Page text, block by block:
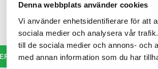
Denna webbplats använder cookies
Vi använder enhetsidentifierare för att
sociala medier och analysera vår
till de sociala medier och annons- och
med annan information som du har
-18%
Takkopp Halvkula
85,00 kr